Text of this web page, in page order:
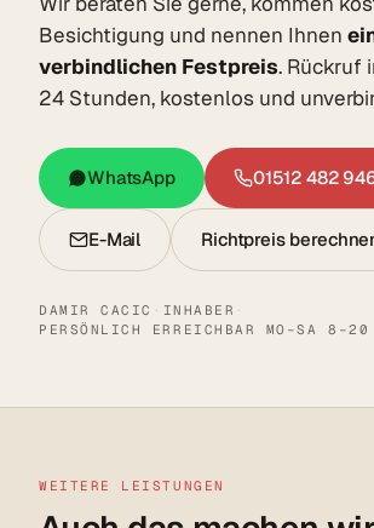
Besichtigung und nennen Ihnen
verbindlichen Festpreis. Rückruf
24 Stunden, kostenlos und
WhatsApp 01512 482
E-Mail Richtpreis
DAMIR CACIC · INHABER ·
PERSÖNLICH ERREICHBAR MO–SA 8–20
WEITERE LEISTUNGEN